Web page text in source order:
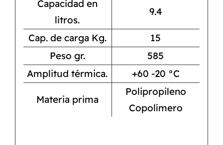
Capacidad en
litros.
9.4
Cap. de carga Kg.
15
Peso gr.
585
Amplitud térmica.
+60 -20 °C
Materia prima
Polipropileno
Copolímero